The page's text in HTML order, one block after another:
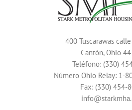
400 Tuscarawas
Cantón, Ohio
Teléfono: (330)
Número Ohio Relay: 1-
Fax: (330) 454-